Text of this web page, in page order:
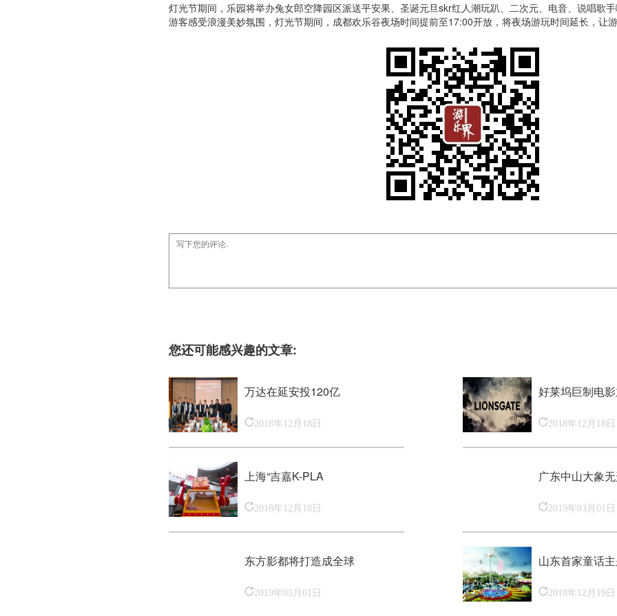
灯光节期间，乐园将举办兔女郎空降园区派送平安果、圣诞元旦skr红人潮玩趴、二次元、电音、说唱歌
游客感受浪漫美妙氛围，灯光节期间，成都欢乐谷夜场时间提前至17:00开放，将夜场游玩时间延长，让
您还可能感兴趣的文章:
万达在延安投120亿
2018年12月18日
好莱坞巨制电
2018年12月18日
上海“吉嘉K-PLA
2018年12月18日
广东中山大象
2019年03月01日
东方影都将打造成全球
2019年03月01日
山东首家童话
2018年12月19日